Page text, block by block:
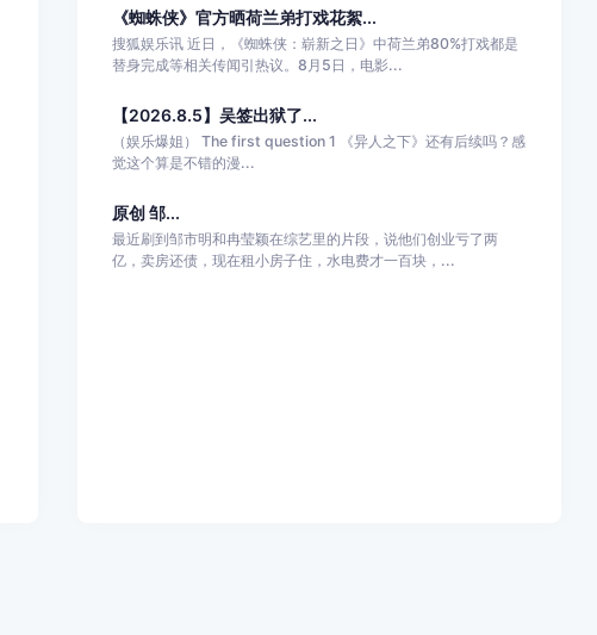
《蜘蛛侠》官方晒荷兰弟打戏花絮...
搜狐娱乐讯 近日，《蜘蛛侠：崭新之日》中荷兰弟80%打戏都是
替身完成等相关传闻引热议。8月5日，电影...
【2026.8.5】吴签出狱了...
（娱乐爆姐） The first question 1 《异人之下》还有后续吗？感
觉这个算是不错的漫...
原创 邹...
最近刷到邹市明和冉莹颖在综艺里的片段，说他们创业亏了两
亿，卖房还债，现在租小房子住，水电费才一百块，...